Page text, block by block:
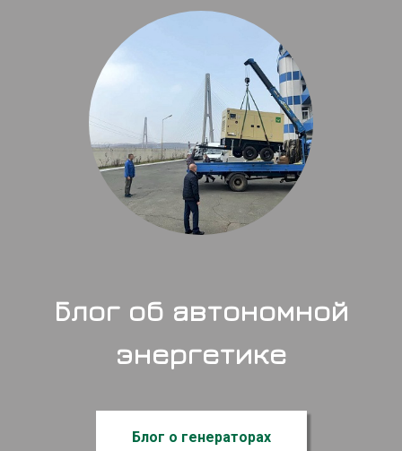
Блог об автономной
энергетике
Блог о генераторах